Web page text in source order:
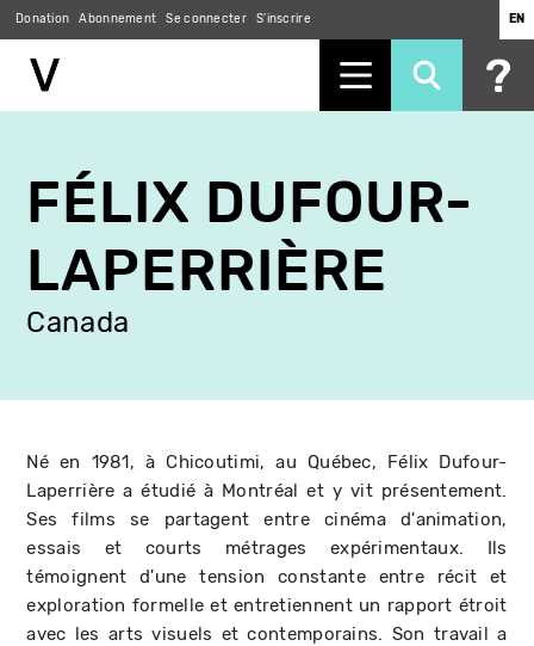
contenu
principal
Donation Abonnement Se connecter S'inscrire EN
FÉLIX DUFOUR-
LAPERRIÈRE
Canada
Né en 1981, à Chicoutimi, au Québec, Félix Dufour-
Laperrière a étudié à Montréal et y vit présentement.
Ses films se partagent entre cinéma d'animation,
essais et courts métrages expérimentaux. Ils
témoignent d'une tension constante entre récit et
exploration formelle et entretiennent un rapport étroit
avec les arts visuels et contemporains. Son travail a